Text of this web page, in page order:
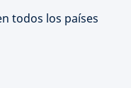
todos los países